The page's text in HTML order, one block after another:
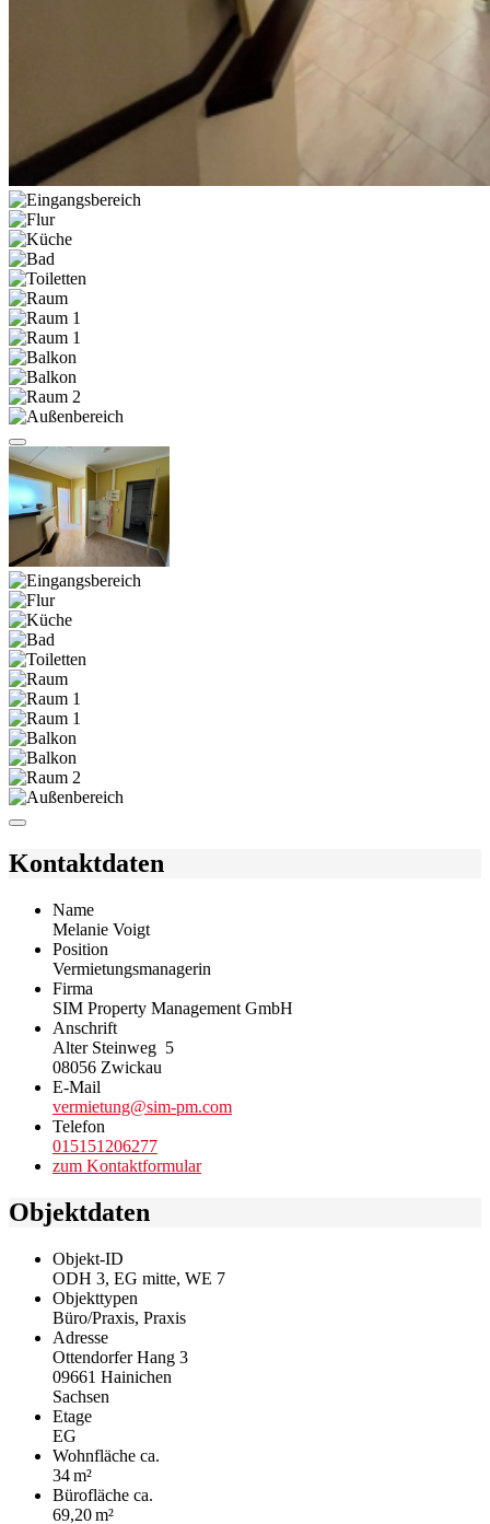
Kontaktdaten
Name
Melanie Voigt
Position
Vermietungsmanagerin
Firma
SIM Property Management GmbH
Anschrift
Alter Steinweg 5
08056 Zwickau
E-Mail
vermietung@sim-pm.com
Telefon
015151206277
zum Kontaktformular
Objektdaten
Objekt-ID
ODH 3, EG mitte, WE 7
Objekttypen
Büro/Praxis, Praxis
Adresse
Ottendorfer Hang 3
09661 Hainichen
Sachsen
Etage
EG
Wohnfläche ca.
34 m²
Bürofläche ca.
69,20 m²